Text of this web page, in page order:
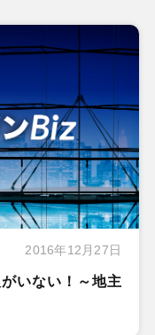
2016年12月27日
いない！～地主